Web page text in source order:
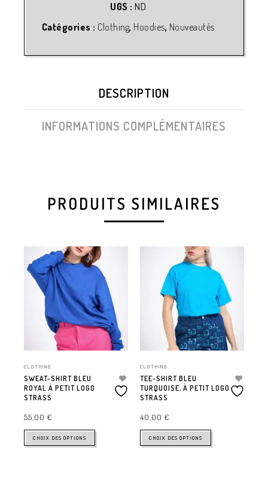
UGS : ND
Catégories : Clothing, Hoodies, Nouveautés
DESCRIPTION
INFORMATIONS COMPLÉMENTAIRES
PRODUITS SIMILAIRES
CLOTHING
SWEAT-SHIRT BLEU
ROYAL À PETIT LOGO
STRASS
55,00 €
CHOIX DES OPTIONS
CLOTHING
TEE-SHIRT BLEU
TURQUOISE, À PETIT LOGO
STRASS
40,00 €
CHOIX DES OPTIONS